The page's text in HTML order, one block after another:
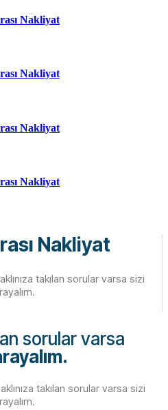
Nakliyat
Nakliyat
Nakliyat
Nakliyat
Nakliyat
takılan sorular varsa sizi
sorular varsa
takılan sorular varsa sizi